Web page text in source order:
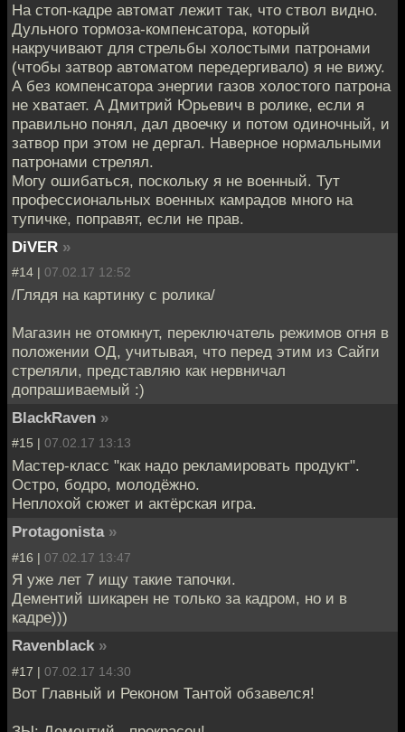
На стоп-кадре автомат лежит так, что ствол видно.
Дульного тормоза-компенсатора, который
накручивают для стрельбы холостыми патронами
(чтобы затвор автоматом передергивало) я не вижу.
А без компенсатора энергии газов холостого патрона
не хватает. А Дмитрий Юрьевич в ролике, если я
правильно понял, дал двоечку и потом одиночный, и
затвор при этом не дергал. Наверное нормальными
патронами стрелял.
Могу ошибаться, поскольку я не военный. Тут
профессиональных военных камрадов много на
тупичке, поправят, если не прав.
DiVER »
#14 | 07.02.17 12:52
/Глядя на картинку с ролика/
Магазин не отомкнут, переключатель режимов огня в
положении ОД, учитывая, что перед этим из Сайги
стреляли, представляю как нервничал
допрашиваемый :)
BlackRaven »
#15 | 07.02.17 13:13
Мастер-класс "как надо рекламировать продукт".
Остро, бодро, молодёжно.
Неплохой сюжет и актёрская игра.
Protagonista »
#16 | 07.02.17 13:47
Я уже лет 7 ищу такие тапочки.
Дементий шикарен не только за кадром, но и в
кадре)))
Ravenblack »
#17 | 07.02.17 14:30
Вот Главный и Реконом Тантой обзавелся!